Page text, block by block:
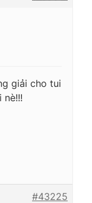
giải cho tui
#43225